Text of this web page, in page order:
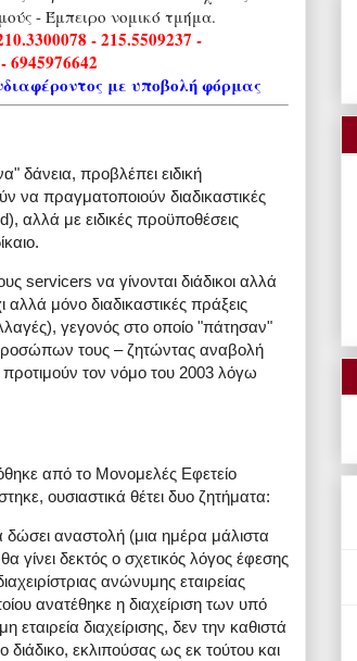
- Έμπειρο νομικό τμήμα.
- 215.5509237 -
6945976642
με υποβολή φόρμας
δάνεια, προβλέπει ειδική
να πραγματοποιούν διαδικαστικές
αλλά με ειδικές προϋποθέσεις
servicers να γίνονται διάδικοι αλλά
μόνο διαδικαστικές πράξεις
γεγονός στο οποίο "πάτησαν"
τους – ζητώντας αναβολή
προτιμούν τον νόμο του 2003 λόγω
από το Μονομελές Εφετείο
ουσιαστικά θέτει δυο ζητήματα:
αναστολή (μια ημέρα μάλιστα
γίνει δεκτός ο σχετικός λόγος έφεσης
ανώνυμης εταιρείας
ανατέθηκε η διαχείριση των υπό
διαχείρισης, δεν την καθιστά
διάδικο, εκλιπούσας ως εκ τούτου και